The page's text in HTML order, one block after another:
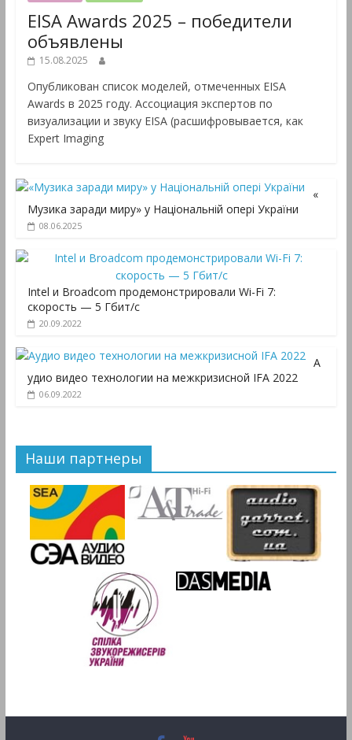
EISA Awards 2025 – победители
объявлены
15.08.2025
Опубликован список моделей, отмеченных EISA
Awards в 2025 году. Ассоциация экспертов по
визуализации и звуку EISA (расшифровывается, как
Expert Imaging
«
Музика заради миру» у Національній опері України
08.06.2025
Intel и Broadcom продемонстрировали Wi-Fi 7:
скорость — 5 Гбит/с
20.09.2022
А
удио видео технологии на межкризисной IFA 2022
06.09.2022
Наши партнеры